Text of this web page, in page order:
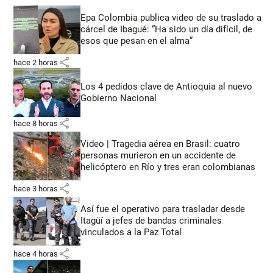
Epa Colombia publica video de su traslado a
cárcel de Ibagué: “Ha sido un día difícil, de
esos que pesan en el alma”
hace 2 horas share
Los 4 pedidos clave de Antioquia al nuevo
Gobierno Nacional
hace 8 horas share
Video | Tragedia aérea en Brasil: cuatro
personas murieron en un accidente de
helicóptero en Río y tres eran colombianas
hace 3 horas share
Así fue el operativo para trasladar desde
Itagüí a jefes de bandas criminales
vinculados a la Paz Total
hace 4 horas share